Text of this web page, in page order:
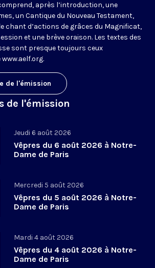
après l’introduction, une
un Cantique du Nouveau Testament,
chant d’actions de grâces du Magnificat,
et une brève oraison. Les textes des
sont presque toujours ceux
www.aelf.org.
de l'émission
de l'émission
Jeudi 6 août 2026
Vêpres du 6 août 2026 à Notre-
Dame de Paris
Mercredi 5 août 2026
Vêpres du 5 août 2026 à Notre-
Dame de Paris
Mardi 4 août 2026
Vêpres du 4 août 2026 à Notre-
Dame de Paris